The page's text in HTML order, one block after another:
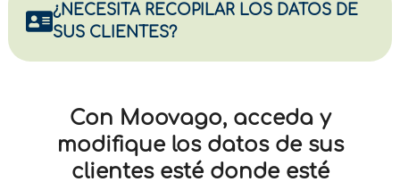
¿NECESITA RECOPILAR LOS DATOS DE
SUS CLIENTES?
Con Moovago, acceda y
modifique los datos de sus
clientes esté donde esté